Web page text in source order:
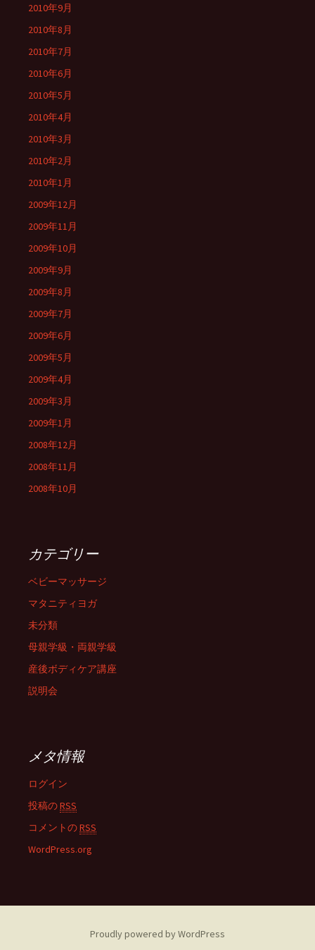
2010年9月
2010年8月
2010年7月
2010年6月
2010年5月
2010年4月
2010年3月
2010年2月
2010年1月
2009年12月
2009年11月
2009年10月
2009年9月
2009年8月
2009年7月
2009年6月
2009年5月
2009年4月
2009年3月
2009年1月
2008年12月
2008年11月
2008年10月
カテゴリー
ベビーマッサージ
マタニティヨガ
未分類
母親学級・両親学級
産後ボディケア講座
説明会
メタ情報
ログイン
投稿のRSS
コメントのRSS
WordPress.org
Proudly powered by WordPress